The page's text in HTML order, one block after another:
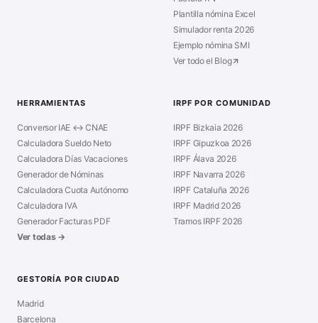
Plantilla nómina Excel
Simulador renta 2026
Ejemplo nómina SMI
Ver todo el Blog
HERRAMIENTAS
Conversor IAE ↔ CNAE
Calculadora Sueldo Neto
Calculadora Días Vacaciones
Generador de Nóminas
Calculadora Cuota Autónomo
Calculadora IVA
Generador Facturas PDF
Ver todas →
IRPF POR COMUNIDAD
IRPF Bizkaia 2026
IRPF Gipuzkoa 2026
IRPF Álava 2026
IRPF Navarra 2026
IRPF Cataluña 2026
IRPF Madrid 2026
Tramos IRPF 2026
GESTORÍA POR CIUDAD
Madrid
Barcelona